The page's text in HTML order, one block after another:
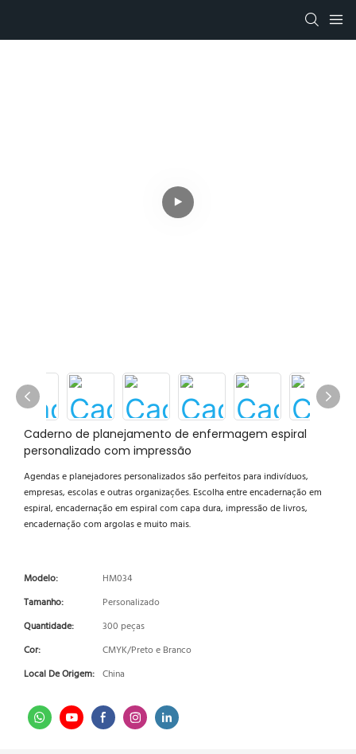
Caderno de planejamento de enfermagem espiral
personalizado com impressão
Agendas e planejadores personalizados são perfeitos para indivíduos,
empresas, escolas e outras organizações. Escolha entre encadernação em
espiral, encadernação em espiral com capa dura, impressão de livros,
encadernação com argolas e muito mais.
Modelo:
HM034
Tamanho:
Personalizado
Quantidade:
300 peças
Cor:
CMYK/Preto e Branco
Local De Origem: China